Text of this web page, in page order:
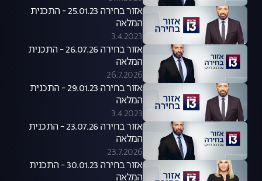
אזור בחירה 25.01.23 - התכנית
המלאה
3.4.2023
אזור בחירה 26.07.26 - התכנית
המלאה
26.7.2026
אזור בחירה 29.01.23 - התכנית
המלאה
3.4.2023
אזור בחירה 23.07.26 - התכנית
המלאה
23.7.2026
אזור בחירה 30.01.23 - התכנית
המלאה